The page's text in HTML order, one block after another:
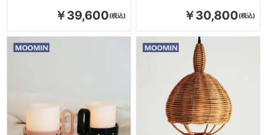
￥39,600 ￥30,800